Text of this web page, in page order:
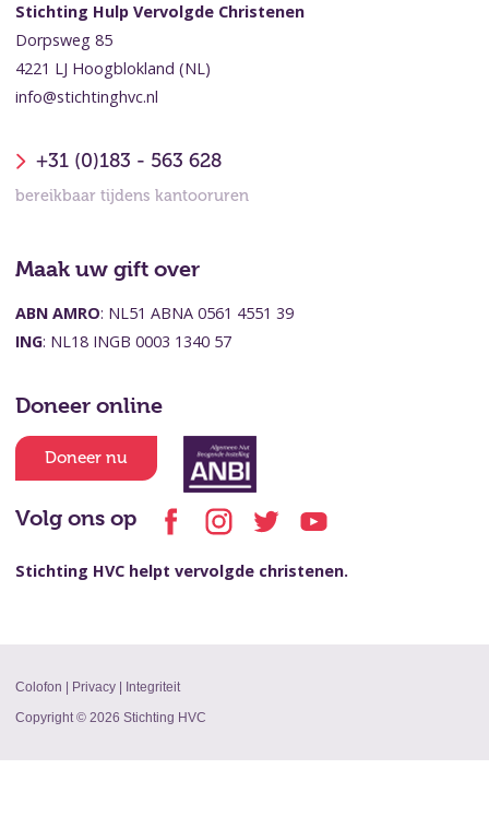
Stichting Hulp Vervolgde Christenen
Dorpsweg 85
4221 LJ Hoogblokland (NL)
info@stichtinghvc.nl
+31 (0)183 - 563 628
bereikbaar tijdens kantooruren
Maak uw gift over
ABN AMRO: NL51 ABNA 0561 4551 39
ING: NL18 INGB 0003 1340 57
Doneer online
Doneer nu
Volg ons op
Stichting HVC helpt vervolgde christenen.
Colofon | Privacy| Integriteit
Copyright © 2026 Stichting HVC